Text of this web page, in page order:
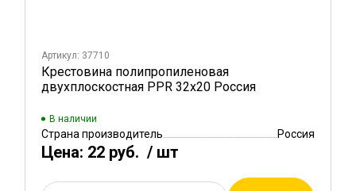
Артикул: 37710
Крестовина полипропиленовая
двухплоскостная PPR 32х20 Россия
В наличии
Страна производитель Россия
Цена: 22 руб. / шт